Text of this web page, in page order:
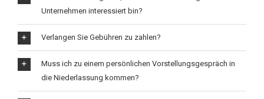
Unternehmen interessiert bin?
Verlangen Sie Gebühren zu zahlen?
Muss ich zu einem persönlichen Vorstellungsgespräch in
die Niederlassung kommen?